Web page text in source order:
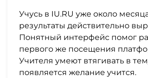
Учусь в IU.RU уже около
результаты действительно
Понятный интерфейс помог
первого же посещения
Учителя умеют втягивать в
появляется желание учится.